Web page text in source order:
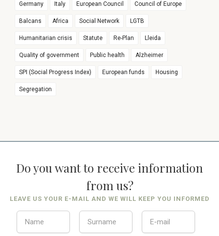
Germany Italy European Council Council of Europe
Balcans Africa Social Network LGTB
Humanitarian crisis Statute Re-Plan Lleida
Quality of government Public health Alzheimer
SPI (Social Progress Index) European funds Housing
Segregation
Do you want to receive information
from us?
LEAVE US YOUR E-MAIL AND WE WILL KEEP YOU INFORMED